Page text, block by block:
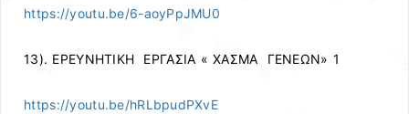
https://youtu.be/6-aoyPpJMU0
13). ΕΡΕΥΝΗΤΙΚΗ ΕΡΓΑΣΙΑ « ΧΑΣΜΑ ΓΕΝΕΩΝ» 1
https://youtu.be/hRLbpudPXvE